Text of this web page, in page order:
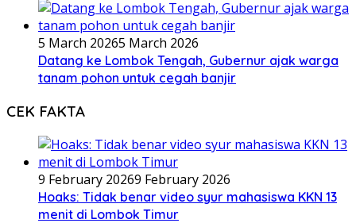
5 March 20265 March 2026
Datang ke Lombok Tengah, Gubernur ajak warga
tanam pohon untuk cegah banjir
CEK FAKTA
9 February 20269 February 2026
Hoaks: Tidak benar video syur mahasiswa KKN 13
menit di Lombok Timur